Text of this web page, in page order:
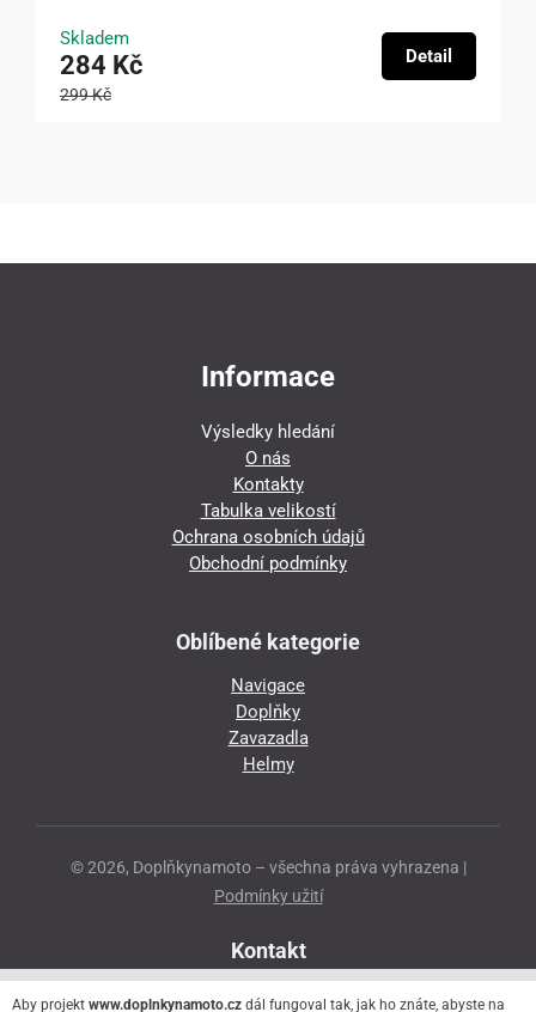
Skladem
284 Kč
299 Kč
Detail
Informace
Výsledky hledání
O nás
Kontakty
Tabulka velikostí
Ochrana osobních údajů
Obchodní podmínky
Oblíbené kategorie
Navigace
Doplňky
Zavazadla
Helmy
© 2026, Doplňkynamoto – všechna práva vyhrazena |
Podmínky užití
Kontakt
Přeloučská 86
Aby projekt www.doplnkynamoto.cz dál fungoval tak, jak ho znáte, abyste na